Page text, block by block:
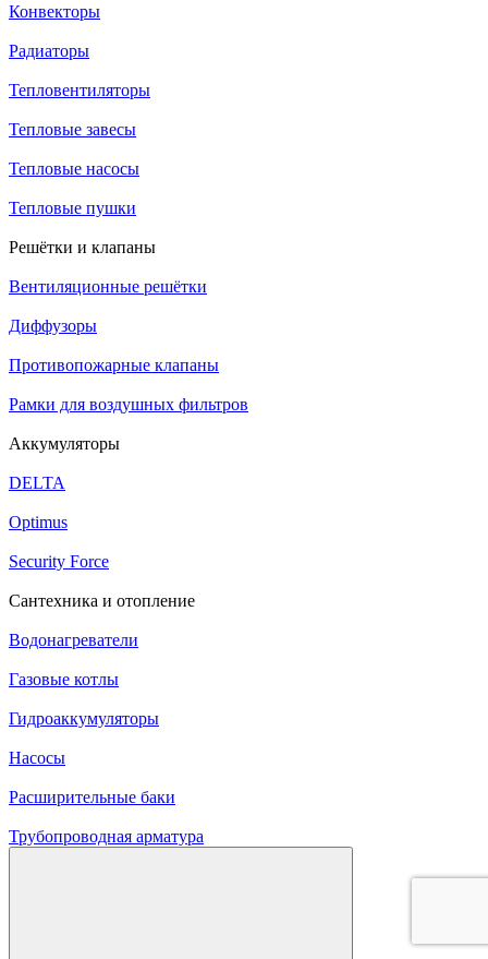
Конвекторы
Радиаторы
Тепловентиляторы
Тепловые завесы
Тепловые насосы
Тепловые пушки
Решётки и клапаны
Вентиляционные решётки
Диффузоры
Противопожарные клапаны
Рамки для воздушных фильтров
Аккумуляторы
DELTA
Optimus
Security Force
Сантехника и отопление
Водонагреватели
Газовые котлы
Гидроаккумуляторы
Насосы
Расширительные баки
Трубопроводная арматура